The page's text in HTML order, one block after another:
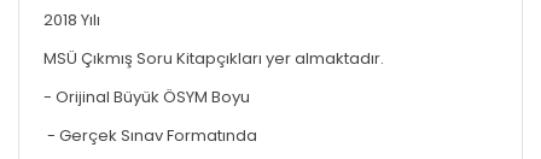
2018 Yılı
MSÜ Çıkmış Soru Kitapçıkları yer almaktadır.
- Orijinal Büyük ÖSYM Boyu
- Gerçek Sınav Formatında